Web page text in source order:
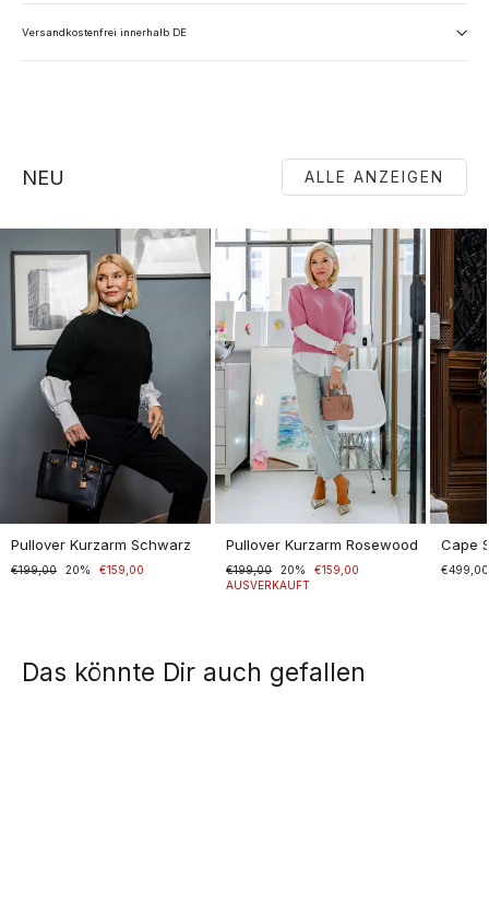
Versandkostenfrei innerhalb DE
NEU ALLE ANZEIGEN
Pullover Kurzarm Schwarz
Normaler
€199,00
Sonderpreis20% €159,00
Pullover Kurzarm Rosewood
Normaler
Preis
€199,00
Sonderpreis20%
€159,00
AUSVERKAUFT
Cape
€499,00
Das könnte Dir auch gefallen